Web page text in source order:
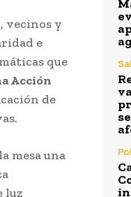
vecinos y
e
que
Acción
de
mesa una
luz